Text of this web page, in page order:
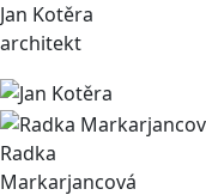
Jan Kotěra
architekt
Radka
Markarjancová